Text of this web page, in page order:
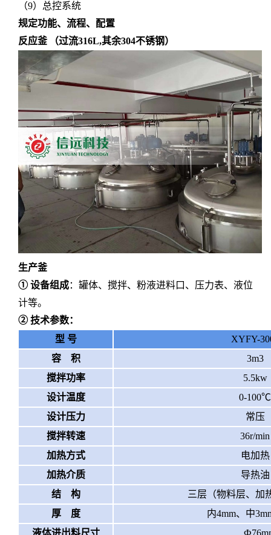
（9） 总控系统
规定功能、流程、配置
反应釜
（过流316L,其余304不锈钢）
生产釜
① 设备组成：罐体、搅拌、粉液进料口、压力表、液位
计等。
② 技术参数：
型 号
XYFY-
容 积
3m3
搅拌功率
5.5kw
设计温度
0-100℃
设计压力
常压
搅拌转速
36r/min
加热方式
电加热
加热介质
导热油
结 构
三层（物料层、加
厚 度
内4mm、中
液体进出料尺寸